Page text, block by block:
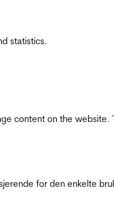
statistics.
content on the
for den enkelte